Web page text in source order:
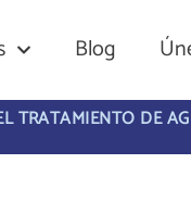
Blog
TRATAMIENTO DE